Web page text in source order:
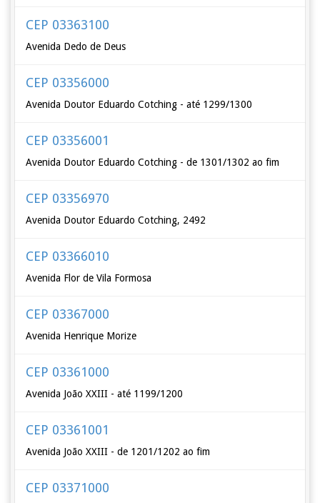
CEP 03363100
Avenida Dedo de Deus
CEP 03356000
Avenida Doutor Eduardo Cotching - até 1299/1300
CEP 03356001
Avenida Doutor Eduardo Cotching - de 1301/1302 ao fim
CEP 03356970
Avenida Doutor Eduardo Cotching, 2492
CEP 03366010
Avenida Flor de Vila Formosa
CEP 03367000
Avenida Henrique Morize
CEP 03361000
Avenida João XXIII - até 1199/1200
CEP 03361001
Avenida João XXIII - de 1201/1202 ao fim
CEP 03371000